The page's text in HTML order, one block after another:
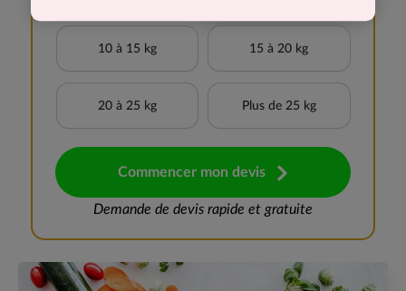
10 à 15 kg 15 à 20 kg
20 à 25 kg Plus de 25 kg
Commencer mon devis
Demande de devis rapide et gratuite